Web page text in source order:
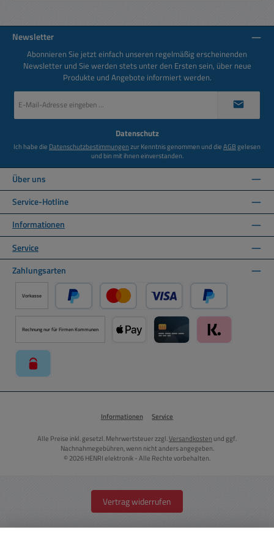
Newsletter
Abonnieren Sie jetzt einfach unseren regelmäßig erscheinenden
Newsletter und Sie werden stets unter den Ersten sein, über neue
Produkte und Angebote informiert werden.
Mail-
Datenschutz
Ich habe die Datenschutzbestimmungenzur Kenntnis genommen und dieAGBgelesen
und bin mit ihnen einverstanden.
Über uns
Service-Hotline
Informationen
Service
Zahlungsarten
Vorkasse
PayPal Kredit- oder Debitkarte über PayPal
Später Bezahlen
Rechnung nur für Firmen Kommunen
Informationen Service
Alle Preise inkl. gesetzl. Mehrwertsteuer zzgl.Versandkosten und ggf.
Nachnahmegebühren, wenn nicht anders angegeben.
© 2026 HENRI elektronik - Alle Rechte vorbehalten.
Vertrag widerrufen